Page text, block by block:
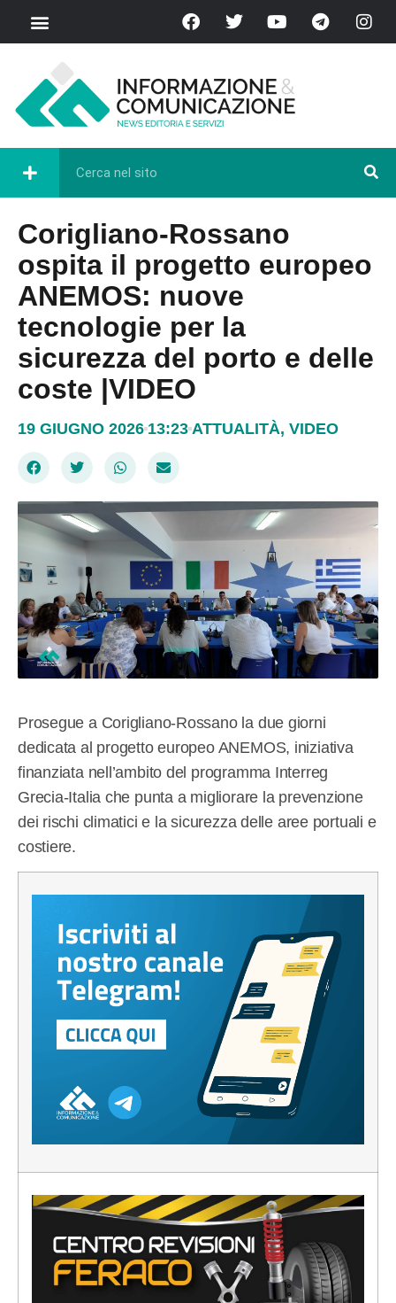
Corigliano-Rossano
ospita il progetto europeo
ANEMOS: nuove
tecnologie per la
sicurezza del porto e delle
coste |VIDEO
19 GIUGNO 2026 13:23 ATTUALITÀ, VIDEO
Prosegue a Corigliano-Rossano la due giorni
dedicata al progetto europeo ANEMOS, iniziativa
finanziata nell’ambito del programma Interreg
Grecia-Italia che punta a migliorare la prevenzione
dei rischi climatici e la sicurezza delle aree portuali e
costiere.